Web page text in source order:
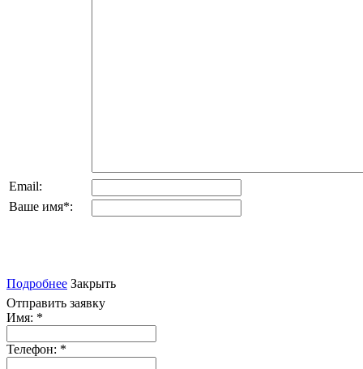
Email:
Ваше имя*:
Подробнее Закрыть
Отправить заявку
Имя: *
Телефон: *